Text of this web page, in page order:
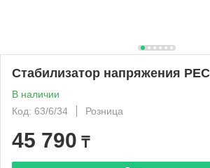
Стабилизатор напряжения
В наличии
Код: 63/6/34
Розница
45 790 ₸